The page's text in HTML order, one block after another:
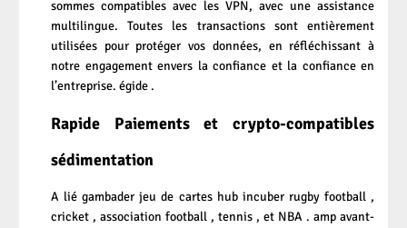
sommes compatibles avec les VPN, avec une assistance
multilingue. Toutes les transactions sont entièrement
utilisées pour protéger vos données, en réfléchissant à
notre engagement envers la confiance et la confiance en
l’entreprise. égide .
Rapide Paiements et crypto-compatibles
sédimentation
A lié gambader jeu de cartes hub incuber rugby football ,
cricket , association football , tennis , et NBA . amp avant-